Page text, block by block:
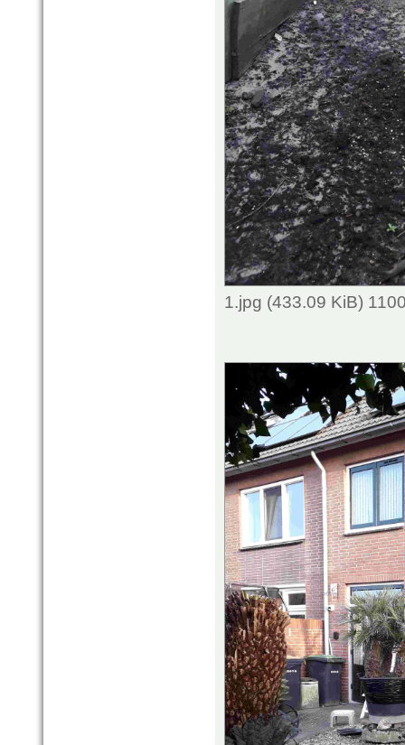
1.jpg (433.09 KiB)